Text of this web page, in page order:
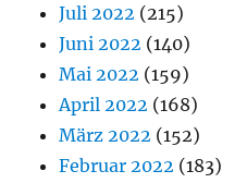
Juli 2022 (215)
Juni 2022 (140)
Mai 2022 (159)
April 2022 (168)
März 2022 (152)
Februar 2022 (183)